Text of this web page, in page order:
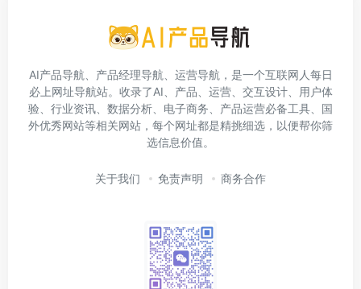
AI产品导航、产品经理导航、运营导航，是一个互联网人每日
必上网址导航站。收录了AI、产品、运营、交互设计、用户体
验、行业资讯、数据分析、电子商务、产品运营必备工具、国
外优秀网站等相关网站，每个网址都是精挑细选，以便帮你筛
选信息价值。
关于我们 免责声明 商务合作